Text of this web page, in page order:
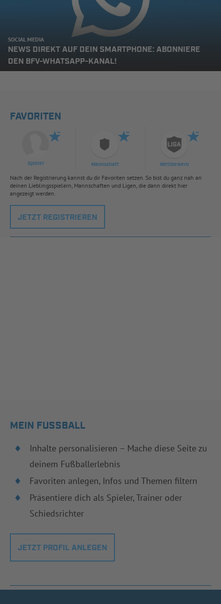
SOCIAL MEDIA
NEWS DIREKT AUF DEIN SMARTPHONE: ABONNIERE
DEN BFV-WHATSAPP-KANAL!
FAVORITEN
Spieler Mannschaft Wettbewerb
Nach der Registrierung kannst du dir Favoriten setzen. So bist du ganz nah an
deinen Lieblingsspielern, Mannschaften und Ligen, die dann direkt hier
angezeigt werden.
JETZT REGISTRIEREN
MEIN FUSSBALL
Inhalte personalisieren – Mache diese Seite zu
deinem Fußballerlebnis
Favoriten anlegen, Infos und Themen filtern
Präsentiere dich als Spieler, Trainer oder
Schiedsrichter
JETZT PROFIL ANLEGEN